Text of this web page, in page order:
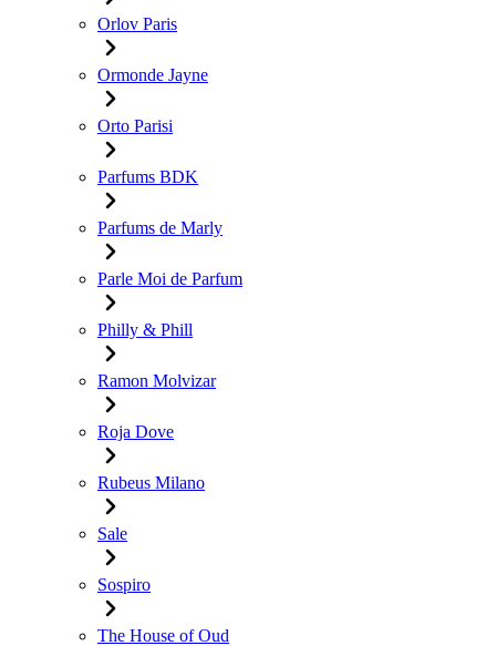
Orlov Paris
Ormonde Jayne
Orto Parisi
Parfums BDK
Parfums de Marly
Parle Moi de Parfum
Philly & Phill
Ramon Molvizar
Roja Dove
Rubeus Milano
Sale
Sospiro
The House of Oud